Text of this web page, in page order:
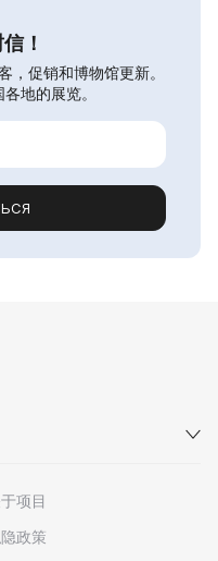
！
，促销和博物馆更新。
地的展览。
项目
政策